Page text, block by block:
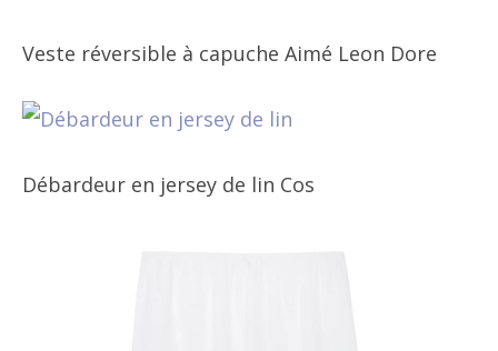
Veste réversible à capuche Aimé Leon Dore
Débardeur en jersey de lin Cos